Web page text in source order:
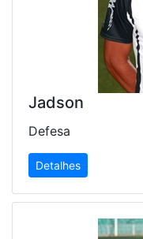
Jadson
Defesa
Detalhes